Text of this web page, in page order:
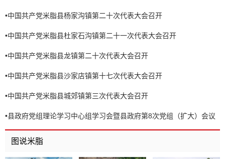
•中国共产党米脂县杨家沟镇第二十次代表大会召开
•中国共产党米脂县杜家石沟镇第二十一次代表大会召开
•中国共产党米脂县龙镇第二十次代表大会召开
•中国共产党米脂县沙家店镇第十七次代表大会召开
•中国共产党米脂县城郊镇第三次代表大会召开
•县政府党组理论学习中心组学习会暨县政府第8次党组（扩大）会议
召开
图说米脂